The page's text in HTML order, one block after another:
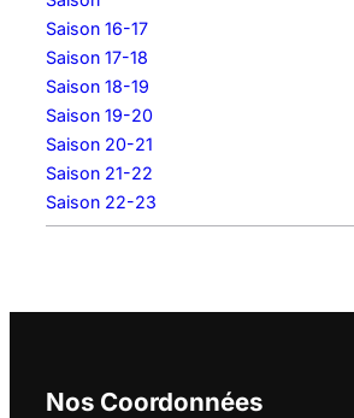
Saison 16-17
Saison 17-18
Saison 18-19
Saison 19-20
Saison 20-21
Saison 21-22
Saison 22-23
Nos Coordonnées